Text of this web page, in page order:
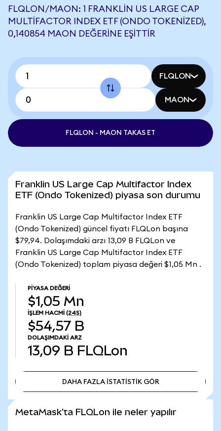
FLQLON/MAON: 1 FRANKLIN US LARGE CAP
MULTIFACTOR INDEX ETF (ONDO TOKENIZED),
0,140854 MAON DEĞERINE EŞITTIR
FLQLON
MAON
FLQLON - MAON TAKAS ET
Franklin US Large Cap Multifactor Index
ETF (Ondo Tokenized) piyasa son durumu
Franklin US Large Cap Multifactor Index ETF
(Ondo Tokenized) güncel fiyatı FLQLon başına
$79,94. Dolaşımdaki arzı 13,09 B FLQLon ve
Franklin US Large Cap Multifactor Index ETF
(Ondo Tokenized) toplam piyasa değeri $1,05 Mn .
PIYASA DEĞERI
$1,05 Mn
İŞLEM HACMI (24S)
$54,57 B
DOLAŞIMDAKI ARZ
13,09 B FLQLon
DAHA FAZLA İSTATİSTİK GÖR
MetaMask'ta FLQLon ile neler yapılır